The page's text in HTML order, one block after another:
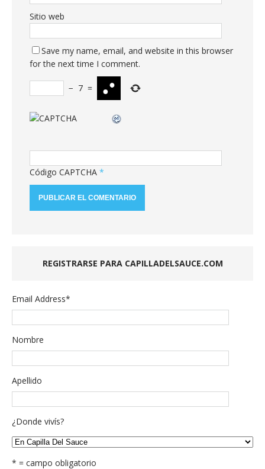
Sitio web
Save my name, email, and website in this browser
for the next time I comment.
− 7 =
Código CAPTCHA *
REGISTRARSE PARA CAPILLADELSAUCE.COM
Email Address*
Nombre
Apellido
¿Donde vivís?
* = campo obligatorio